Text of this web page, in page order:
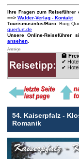
Ihre Fragen zum
==> Walder-Verlag - Kontakt
Tourismusinfos/Büro:Burg
querfurt.de
Unsere Online-
ansehen.
Anzeige
🏨
✔
✔
54. Kaiserpfalz -
Romanik